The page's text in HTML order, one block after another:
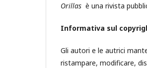
Orillas è una rivista
Informativa sul
Gli autori e le autrici
ristampare, modificare,